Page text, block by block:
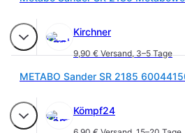
Kirchner
9,90 € Versand,3–5 Tage
Kömpf24